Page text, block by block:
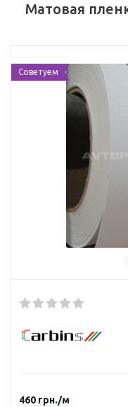
Матовая
Советуем
460 грн./м